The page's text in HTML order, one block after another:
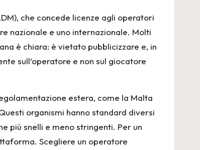
che concede licenze agli operatori
nazionale e uno internazionale. Molti
è chiara: è vietato pubblicizzare e, in
sull’operatore e non sul giocatore
estera, come la Malta
organismi hanno standard diversi
più snelli e meno stringenti. Per un
Scegliere un operatore